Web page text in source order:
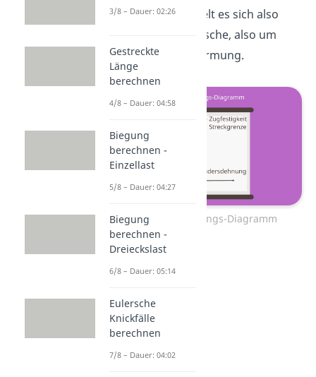
Bruchdehnung handelt es sich also
immer um eine plastische, also um
eine bleibende, Verformung.
Spannungs-Dehnungs-Diagramm
3/8 – Dauer: 02:26
Gestreckte
Länge
berechnen
4/8 – Dauer: 04:58
Biegung
berechnen -
Einzellast
5/8 – Dauer: 04:27
Biegung
berechnen -
Dreieckslast
6/8 – Dauer: 05:14
Eulersche
Knickfälle
berechnen
7/8 – Dauer: 04:02